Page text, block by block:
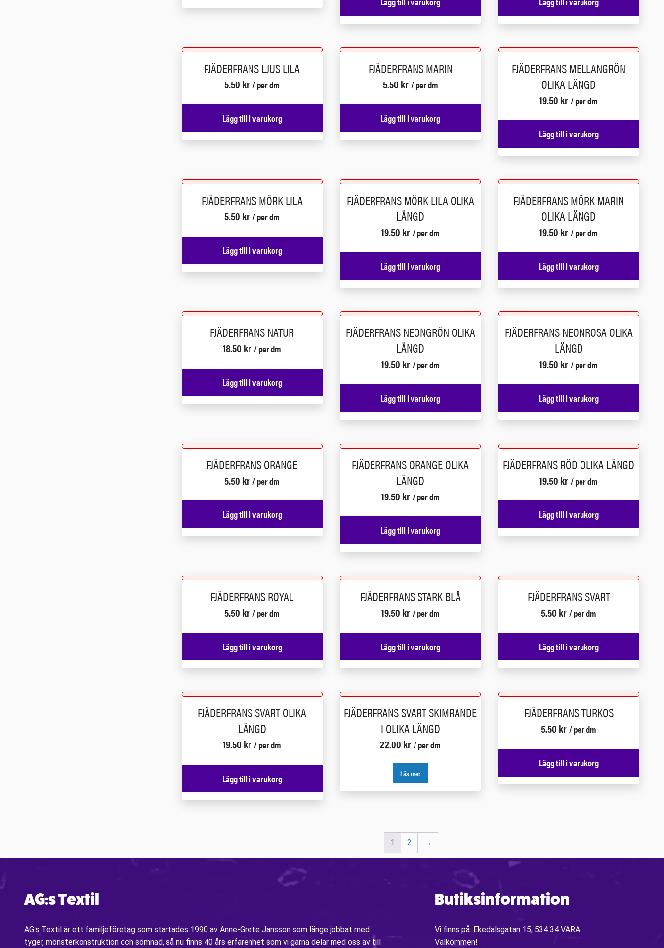
FJÄDERFRANS LJUS LILA
5.50 kr / per dm
Lägg till i varukorg
FJÄDERFRANS MARIN
5.50 kr / per dm
Lägg till i varukorg
FJÄDERFRANS MELLANGRÖN
OLIKA LÄNGD
19.50 kr / per dm
Lägg till i varukorg
FJÄDERFRANS MÖRK LILA
5.50 kr / per dm
Lägg till i varukorg
FJÄDERFRANS MÖRK LILA OLIKA
LÄNGD
19.50 kr / per dm
Lägg till i varukorg
FJÄDERFRANS MÖRK MARIN
OLIKA LÄNGD
19.50 kr / per dm
Lägg till i varukorg
FJÄDERFRANS NATUR
18.50 kr / per dm
Lägg till i varukorg
FJÄDERFRANS NEONGRÖN OLIKA
LÄNGD
19.50 kr / per dm
Lägg till i varukorg
FJÄDERFRANS NEONROSA OLIKA
LÄNGD
19.50 kr / per dm
Lägg till i varukorg
FJÄDERFRANS ORANGE
5.50 kr / per dm
Lägg till i varukorg
FJÄDERFRANS ORANGE OLIKA
LÄNGD
19.50 kr / per dm
Lägg till i varukorg
FJÄDERFRANS RÖD OLIKA LÄNGD
19.50 kr / per dm
Lägg till i varukorg
FJÄDERFRANS ROYAL
5.50 kr / per dm
Lägg till i varukorg
FJÄDERFRANS STARK BLÅ
19.50 kr / per dm
Lägg till i varukorg
FJÄDERFRANS SVART
5.50 kr / per dm
Lägg till i varukorg
FJÄDERFRANS SVART OLIKA
LÄNGD
19.50 kr / per dm
Lägg till i varukorg
FJÄDERFRANS SVART SKIMRANDE
I OLIKA LÄNGD
22.00 kr / per dm
Läs mer
FJÄDERFRANS TURKOS
5.50 kr / per dm
Lägg till i varukorg
1 2 →
AG:s Textil
AG:s Textil är ett familjeföretag som startades 1990 av Anne-Grete Jansson som länge jobbat med
tyger, mönsterkonstruktion och sömnad, så nu finns 40 års erfarenhet som vi gärna delar med oss av till
Butiksinformation
Vi finns på: Ekedalsgatan 15, 534 34 VARA
Välkommen!